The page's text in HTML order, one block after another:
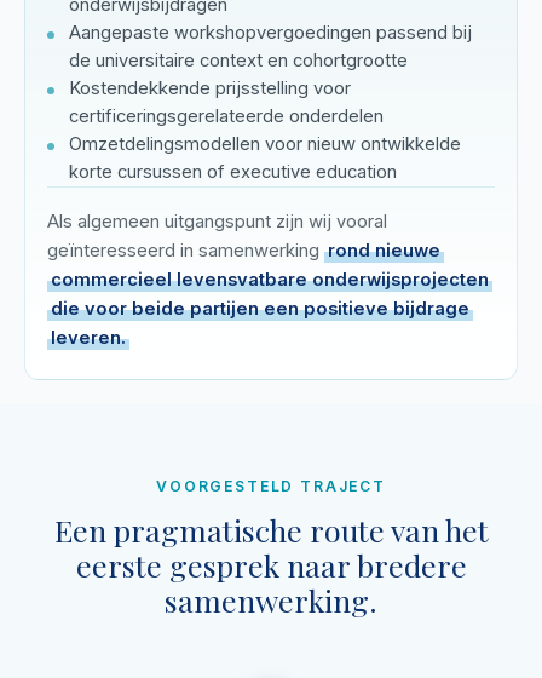
onderwijsbijdragen
Aangepaste workshopvergoedingen passend bij
de universitaire context en cohortgrootte
Kostendekkende prijsstelling voor
certificeringsgerelateerde onderdelen
Omzetdelingsmodellen voor nieuw ontwikkelde
korte cursussen of executive education
Als algemeen uitgangspunt zijn wij vooral
geïnteresseerd in samenwerking rond nieuwe
commercieel levensvatbare onderwijsprojecten
die voor beide partijen een positieve bijdrage
leveren.
VOORGESTELD TRAJECT
Een pragmatische route van het
eerste gesprek naar bredere
samenwerking.